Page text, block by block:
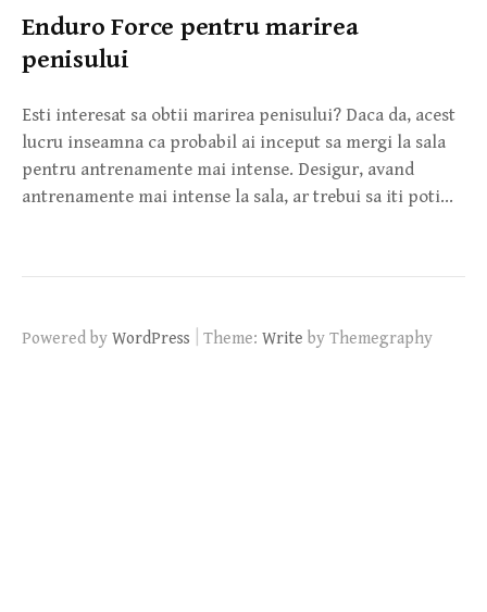
Enduro Force pentru marirea
penisului
Esti interesat sa obtii marirea penisului? Daca da, acest
lucru inseamna ca probabil ai inceput sa mergi la sala
pentru antrenamente mai intense. Desigur, avand
antrenamente mai intense la sala, ar trebui sa iti poti…
Powered by WordPress Theme: Write by Themegraphy